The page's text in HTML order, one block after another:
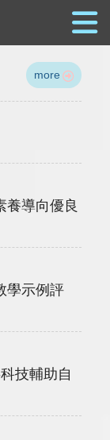
more
養導向優良
學示例評
技輔助自